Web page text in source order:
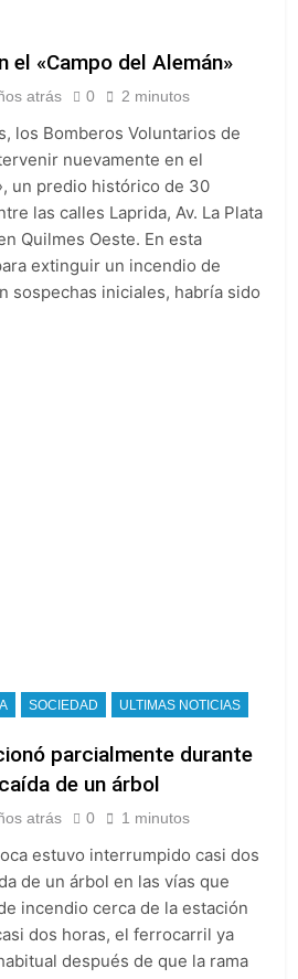
el «Campo del Alemán»
atrás 0 2 minutos
los Bomberos Voluntarios de
nuevamente en el
un predio histórico de 30
las calles Laprida, Av. La Plata
Quilmes Oeste. En esta
extinguir un incendio de
sospechas iniciales, habría sido
SOCIEDAD ULTIMAS NOTICIAS
parcialmente durante
de un árbol
atrás 0 1 minutos
estuvo interrumpido casi dos
de un árbol en las vías que
incendio cerca de la estación
dos horas, el ferrocarril ya
después de que la rama